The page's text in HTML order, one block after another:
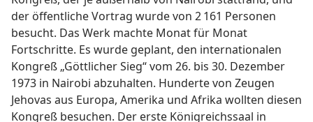
der öffentliche Vortrag wurde von 2 161 Personen
besucht. Das Werk machte Monat für Monat
Fortschritte. Es wurde geplant, den internationalen
Kongreß „Göttlicher Sieg“ vom 26. bis 30. Dezember
1973 in Nairobi abzuhalten. Hunderte von Zeugen
Jehovas aus Europa, Amerika und Afrika wollten diesen
Kongreß besuchen. Der erste Königreichssaal in